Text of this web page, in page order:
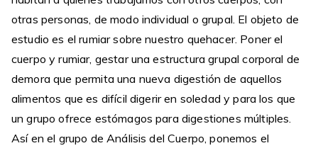
otras personas, de modo individual o grupal. El objeto de
estudio es el rumiar sobre nuestro quehacer. Poner el
cuerpo y rumiar, gestar una estructura grupal corporal de
demora que permita una nueva digestión de aquellos
alimentos que es difícil digerir en soledad y para los que
un grupo ofrece estómagos para digestiones múltiples.
Así en el grupo de Análisis del Cuerpo, ponemos el